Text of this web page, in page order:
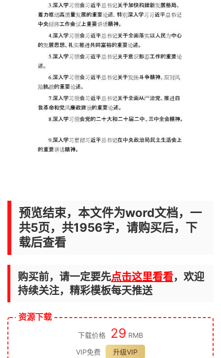
预览结束，本文件为word文档，一
共5页，共1956字，请购买后，下
载后查看
购买前，请一定要先点击这里看看，欢迎
持续关注，精彩模板每天推送
资源下载
下载价格 29 RMB
VIP免费
升级VIP